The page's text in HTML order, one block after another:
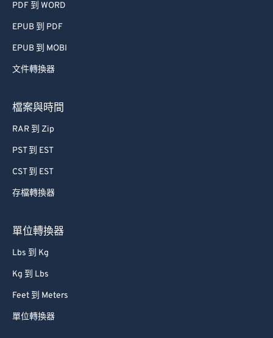
PDF 到 WORD
EPUB 到 PDF
EPUB 到 MOBI
文件轉換器
檔案與時間
RAR 到 Zip
PST 到 EST
CST 到 EST
存檔轉換器
單位轉換器
Lbs 到 Kg
Kg 到 Lbs
Feet 到 Meters
單位轉換器